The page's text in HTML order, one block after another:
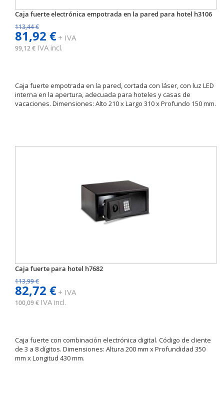
Caja fuerte electrónica empotrada en la pared para hotel h3106
113,44 €
81,92 €+ IVA
99,12 € IVA incl.
Caja fuerte empotrada en la pared, cortada con láser, con luz LED
interna en la apertura, adecuada para hoteles y casas de
vacaciones. Dimensiones: Alto 210 x Largo 310 x Profundo 150 mm.
Caja fuerte para hotel h7682
113,99 €
82,72 €+ IVA
100,09 € IVA incl.
Caja fuerte con combinación electrónica digital. Código de cliente
de 3 a 8 dígitos. Dimensiones: Altura 200 mm x Profundidad 350
mm x Longitud 430 mm.